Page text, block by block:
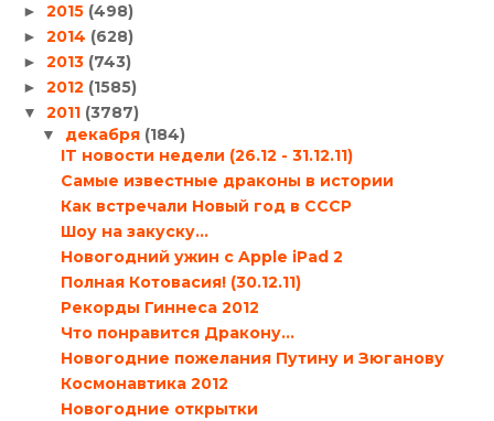
► 2015 (498)
► 2014 (628)
► 2013 (743)
► 2012 (1585)
▼ 2011 (3787)
▼ декабря (184)
IT новости недели (26.12 - 31.12.11)
Самые известные драконы в истории
Как встречали Новый год в СССР
Шоу на закуску…
Новогодний ужин с Apple iPad 2
Полная Котовасия! (30.12.11)
Рекорды Гиннеса 2012
Что понравится Дракону…
Новогодние пожелания Путину и Зюганову
Космонавтика 2012
Новогодние открытки